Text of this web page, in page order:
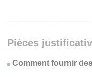
Pièces
Comment fournir